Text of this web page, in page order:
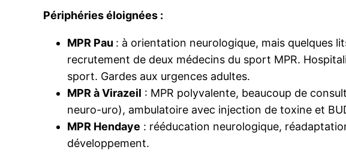
Périphéries éloignées :
MPR Pau : à orientation neurologique, mais quelques
recrutement de deux médecins du sport MPR.
sport. Gardes aux urgences adultes.
MPR à Virazeil : MPR polyvalente, beaucoup de
neuro-uro), ambulatoire avec injection de toxine et
MPR Hendaye : rééducation neurologique,
développement.